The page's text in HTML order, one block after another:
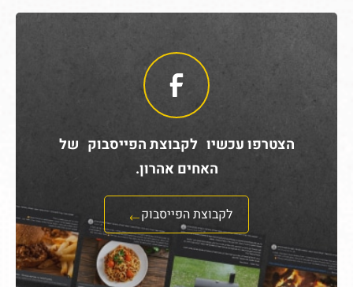
הצטרפו עכשיו לקבוצת הפייסבוק של
האחים אהרון.
לקבוצת הפייסבוק